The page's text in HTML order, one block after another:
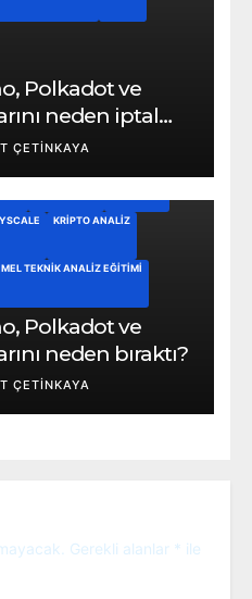
Polkadot ve
neden iptal
ÇETINKAYA
KRIPTO ANALIZ
TEKNIK ANALIZ EĞITIMI
Polkadot ve
neden bıraktı?
ÇETINKAYA
Gerekli alanlar * ile